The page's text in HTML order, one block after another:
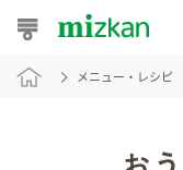
おうちレシピ
メニュー・レシピ